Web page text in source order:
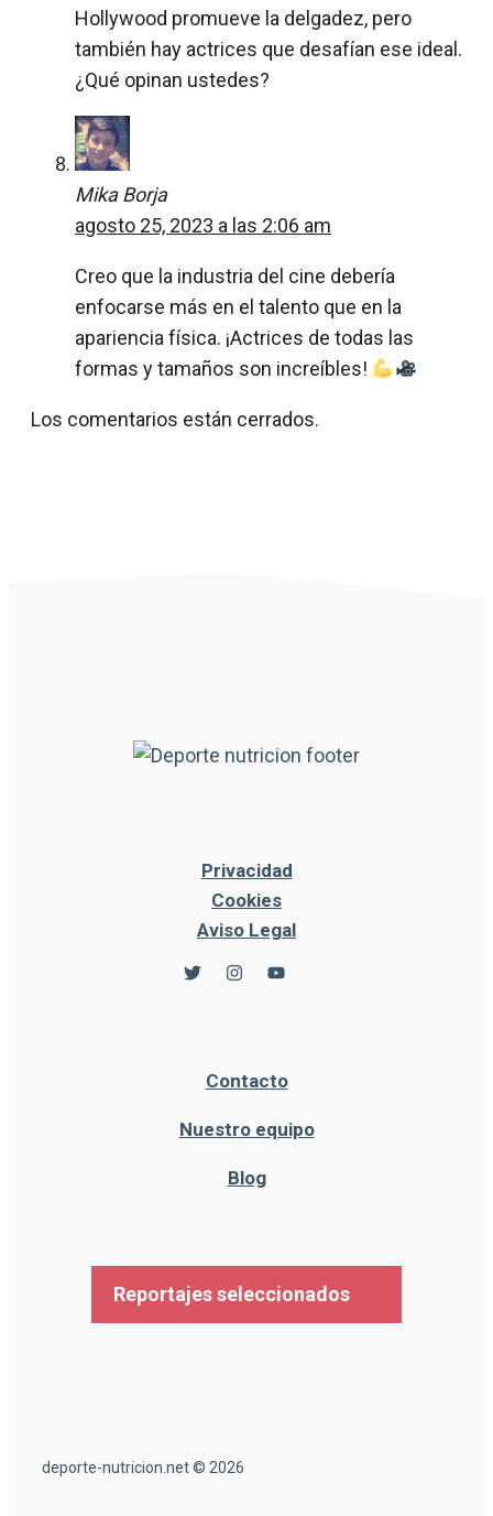
Hollywood promueve la delgadez, pero
también hay actrices que desafían ese ideal.
¿Qué opinan ustedes?
Mika Borja
agosto 25, 2023 a las 2:06 am
Creo que la industria del cine debería
enfocarse más en el talento que en la
apariencia física. ¡Actrices de todas las
formas y tamaños son increíbles!
Los comentarios están cerrados.
Privacidad
Cookies
Aviso Legal
Contacto
Nuestro equipo
Blog
Reportajes seleccionados
deporte-nutricion.net © 2026